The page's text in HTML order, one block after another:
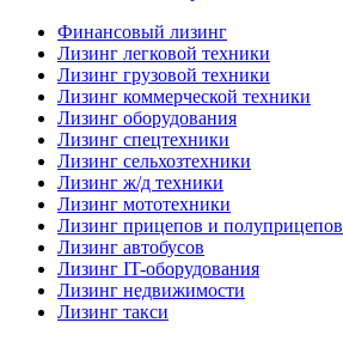
Финансовый лизинг
Лизинг легковой техники
Лизинг грузовой техники
Лизинг коммерческой техники
Лизинг оборудования
Лизинг спецтехники
Лизинг сельхозтехники
Лизинг ж/д техники
Лизинг мототехники
Лизинг прицепов и полуприцепов
Лизинг автобусов
Лизинг IT-оборудования
Лизинг недвижимости
Лизинг такси